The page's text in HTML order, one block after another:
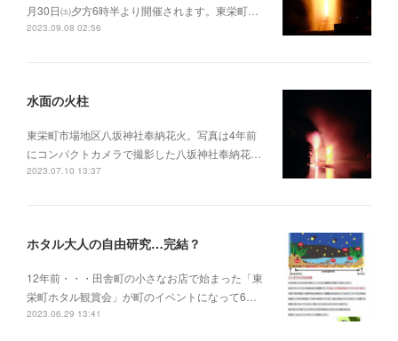
月30日㈯夕方6時半より開催されます。東栄町…
2023.09.08 02:56
水面の火柱
東栄町市場地区八坂神社奉納花火。写真は4年前
にコンパクトカメラで撮影した八坂神社奉納花…
2023.07.10 13:37
ホタル大人の自由研究…完結？
12年前・・・田舎町の小さなお店で始まった「東
栄町ホタル観賞会」が町のイベントになって6…
2023.06.29 13:41